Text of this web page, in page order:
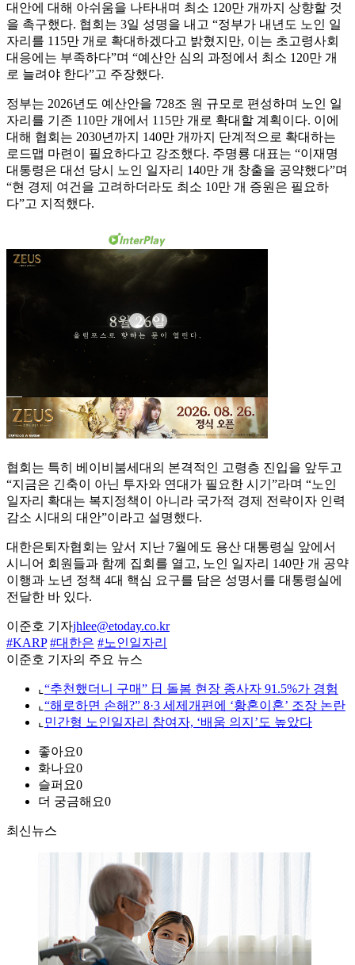
대안에 대해 아쉬움을 나타내며 최소 120만 개까지 상향할 것
을 촉구했다. 협회는 3일 성명을 내고 “정부가 내년도 노인 일
자리를 115만 개로 확대하겠다고 밝혔지만, 이는 초고령사회
대응에는 부족하다”며 “예산안 심의 과정에서 최소 120만 개
로 늘려야 한다”고 주장했다.
정부는 2026년도 예산안을 728조 원 규모로 편성하며 노인 일
자리를 기존 110만 개에서 115만 개로 확대할 계획이다. 이에
대해 협회는 2030년까지 140만 개까지 단계적으로 확대하는
로드맵 마련이 필요하다고 강조했다. 주명룡 대표는 “이재명
대통령은 대선 당시 노인 일자리 140만 개 창출을 공약했다”며
“현 경제 여건을 고려하더라도 최소 10만 개 증원은 필요하
다”고 지적했다.
협회는 특히 베이비붐세대의 본격적인 고령층 진입을 앞두고
“지금은 긴축이 아닌 투자와 연대가 필요한 시기”라며 “노인
일자리 확대는 복지정책이 아니라 국가적 경제 전략이자 인력
감소 시대의 대안”이라고 설명했다.
대한은퇴자협회는 앞서 지난 7월에도 용산 대통령실 앞에서
시니어 회원들과 함께 집회를 열고, 노인 일자리 140만 개 공약
이행과 노년 정책 4대 핵심 요구를 담은 성명서를 대통령실에
전달한 바 있다.
이준호 기자jhlee@etoday.co.kr
#KARP #대한은 #노인일자리
이준호 기자의 주요 뉴스
⌞ “추천했더니 구매” 日 돌봄 현장 종사자 91.5%가 경험
⌞ “해로하면 손해?” 8·3 세제개편에 ‘황혼이혼’ 조장 논란
⌞ 민간형 노인일자리 참여자, ‘배움 의지’도 높았다
좋아요0
화나요0
슬퍼요0
더 궁금해요0
최신뉴스